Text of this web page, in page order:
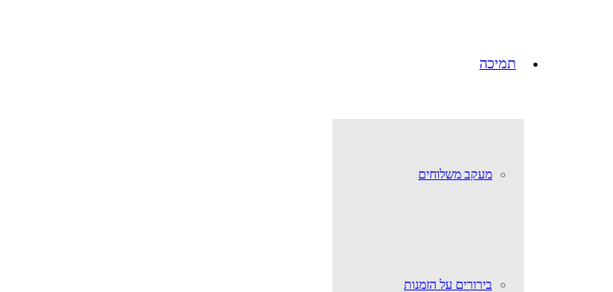
תמיכה
מעקב משלוחים
בירורים על הזמנות